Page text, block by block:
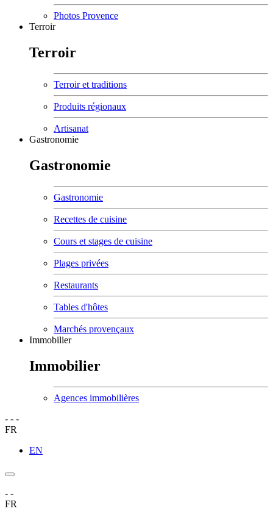
Photos Provence
Terroir
Terroir
Terroir et traditions
Produits régionaux
Artisanat
Gastronomie
Gastronomie
Gastronomie
Recettes de cuisine
Cours et stages de cuisine
Plages privées
Restaurants
Tables d'hôtes
Marchés provençaux
Immobilier
Immobilier
Agences immobilières
- - -
FR
EN
- -
FR